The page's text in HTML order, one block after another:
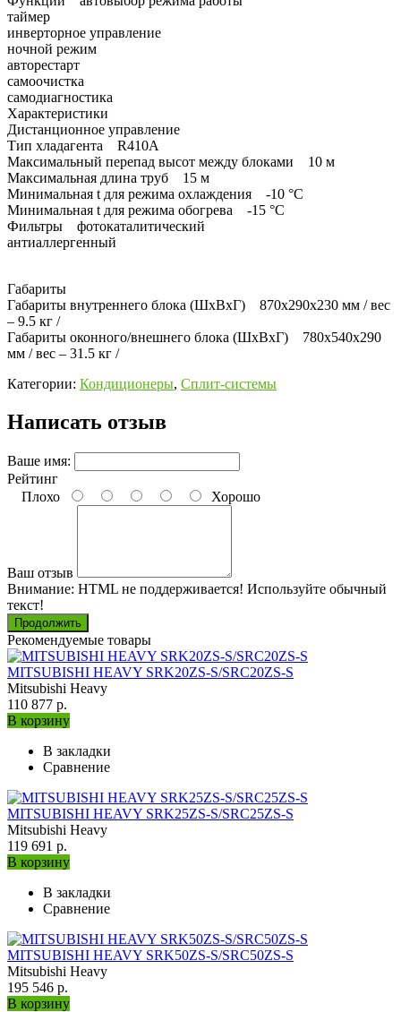
таймер
инверторное управление
ночной режим
авторестарт
самоочистка
самодиагностика
Характеристики
Дистанционное управление
Тип хладагента R410А
Максимальный перепад высот между блоками 10 м
Максимальная длина труб 15 м
Минимальная t для режима охлаждения -10 °C
Минимальная t для режима обогрева -15 °C
Фильтры фотокаталитический
антиаллергенный
Габариты
Габариты внутреннего блока (ШхВхГ) 870x290x230 мм / вес
– 9.5 кг /
Габариты оконного/внешнего блока (ШхВхГ) 780x540x290
мм / вес – 31.5 кг /
Категории: Кондиционеры, Сплит-системы
Написать отзыв
Ваше имя:
Рейтинг
Плохо
Хорошо
Ваш отзыв
Внимание: HTML не поддерживается! Используйте обычный
текст!
Продолжить
Рекомендуемые товары
MITSUBISHI HEAVY SRK20ZS-S/SRC20ZS-S
Mitsubishi Heavy
110 877 р.
В корзину
В закладки
Сравнение
MITSUBISHI HEAVY SRK25ZS-S/SRC25ZS-S
Mitsubishi Heavy
119 691 р.
В корзину
В закладки
Сравнение
MITSUBISHI HEAVY SRK50ZS-S/SRC50ZS-S
Mitsubishi Heavy
195 546 р.
В корзину